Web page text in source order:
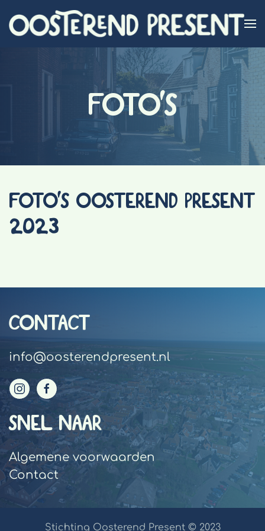
Skip to main content
FOTO'S
FOTO'S OOSTEREND PRESENT
2023
CONTACT
info@oosterendpresent.nl
SNEL NAAR
Algemene voorwaarden
Contact
Stichting Oosterend Present © 2023